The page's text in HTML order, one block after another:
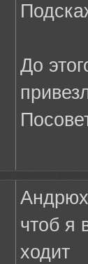
До
чтоб я
ходит